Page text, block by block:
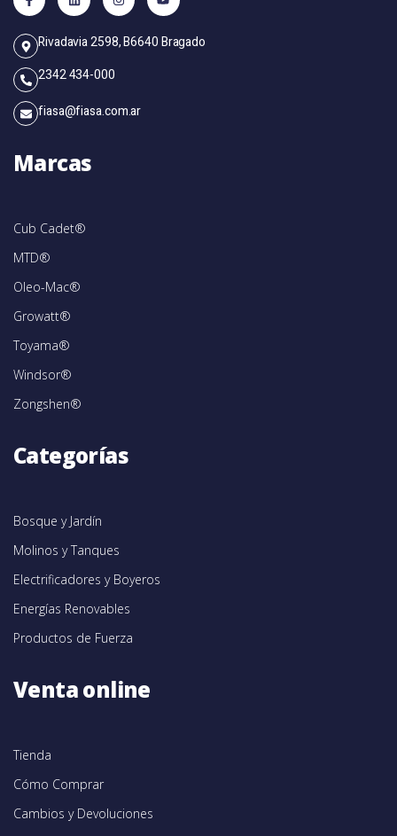
Rivadavia 2598, B6640 Bragado
2342 434-000
fiasa@fiasa.com.ar
Marcas
Cub Cadet®
MTD®
Oleo-Mac®
Growatt®
Toyama®
Windsor®
Zongshen®
Categorías
Bosque y Jardín
Molinos y Tanques
Electrificadores y Boyeros
Energías Renovables
Productos de Fuerza
Venta online
Tienda
Cómo Comprar
Cambios y Devoluciones